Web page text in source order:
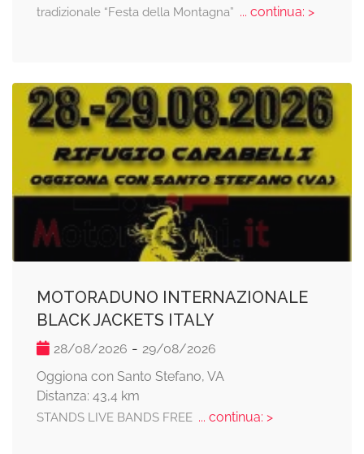
tradizionale “Festa della Montagna” ... continua: >
MOTORADUNO INTERNAZIONALE
BLACK JACKETS ITALY
28/08/2026 - 29/08/2026
Oggiona con Santo Stefano, VA
Distanza: 43,4 km
STANDS LIVE BANDS FREE... continua: >